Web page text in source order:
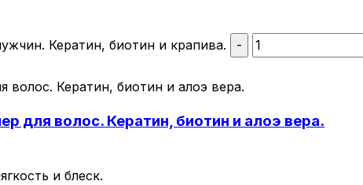
Кератин, биотин и крапива.
-
для волос. Кератин, биотин и алоэ вера.
и блеск.